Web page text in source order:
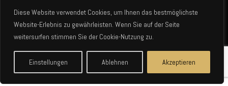
Diese Website verwendet Cookies, um Ihnen das bestmöglichste
Website-Erlebnis zu gewährleisten. Wenn Sie auf der Seite
weitersurfen stimmen Sie der Cookie-Nutzung zu.
Einstellungen Ablehnen Akzeptieren
Sa + So.: Geschlossen